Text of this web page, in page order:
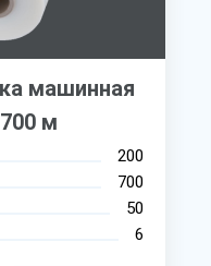
машинная
м
200
700
50
6